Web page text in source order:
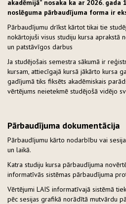
akadēmijā” nosaka ka ar 2026.
noslēguma pārbaudījuma forma ir
Pārbaudījumu drīkst kārtot tikai tie
nokārtojuši visus studiju kursa aprakstā
un patstāvīgos darbus
Ja studējošais semestra sākumā ir
kursam, attiecīgajā kursā jākārto kursa
gadījumā tiks fiksēts akadēmiskais
vērtējums neietekmē studējošā vidējo
Pārbaudījuma dokumentācija
Pārbaudījumu kārto nodarbību vai
un laikā.
Katra studiju kursa pārbaudījuma
informatīvās sistēmas pārbaudījuma
Vērtējumi LAIS informatīvajā sistēmā
pēc sesijas grafikā norādītā mutvārdu